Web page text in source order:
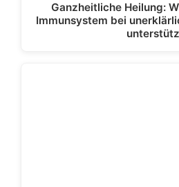
Ganzheitliche Heilung:
Immunsystem bei